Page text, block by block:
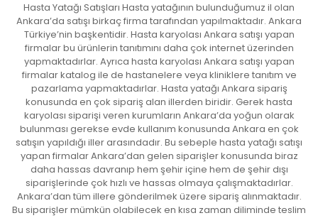
Hasta Yatağı Satışları Hasta yatağının bulunduğumuz il olan
Ankara’da satışı birkaç firma tarafından yapılmaktadır. Ankara
Türkiye’nin başkentidir. Hasta karyolası Ankara satışı yapan
firmalar bu ürünlerin tanıtımını daha çok internet üzerinden
yapmaktadırlar. Ayrıca hasta karyolası Ankara satışı yapan
firmalar katalog ile de hastanelere veya kliniklere tanıtım ve
pazarlama yapmaktadırlar. Hasta yatağı Ankara sipariş
konusunda en çok sipariş alan illerden biridir. Gerek hasta
karyolası siparişi veren kurumların Ankara’da yoğun olarak
bulunması gerekse evde kullanım konusunda Ankara en çok
satışın yapıldığı iller arasındadır. Bu sebeple hasta yatağı satışı
yapan firmalar Ankara’dan gelen siparişler konusunda biraz
daha hassas davranıp hem şehir içine hem de şehir dışı
siparişlerinde çok hızlı ve hassas olmaya çalışmaktadırlar.
Ankara’dan tüm illere gönderilmek üzere sipariş alınmaktadır.
Bu siparişler mümkün olabilecek en kısa zaman diliminde teslim